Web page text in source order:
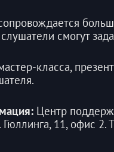
смогут
класса,
Центр
Гюллинга, 11, офис